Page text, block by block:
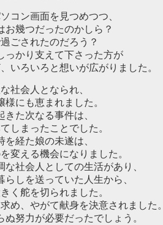
コン画面を見つめつつ、
お幾つだったのかしら？
ごされたのだろう？
っかり支えて下さった方が
いろいろと想いが広がりました。
社会人となられ、
にも恵まれました。
きた次なる事件は、
しまったことでした。
を経た娘の未遂は、
変える機会になりました。
社会人としての生活があり、
しを送っていた人生から、
く舵を切られました。
め、やがて献身を決意されました。
努力が必要だったでしょう。